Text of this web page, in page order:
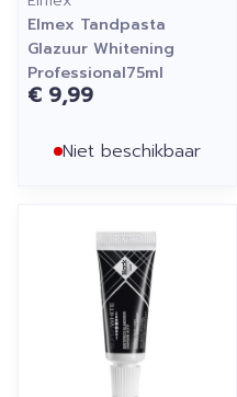
Elmex Tandpasta
Glazuur Whitening
Professional75ml
€ 9,99
Niet beschikbaar